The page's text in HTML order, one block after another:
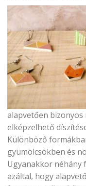
alapvetően
elképzelhető
Különböző
gyümölcsökben és
Ugyanakkor néhány
azáltal, hogy